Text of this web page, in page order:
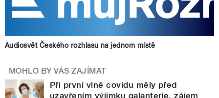
Audiosvět Českého rozhlasu na jednom místě
MOHLO BY VÁS ZAJÍMAT
Při první vlně covidu měly před
uzavřením výjimku galanterie, zájem